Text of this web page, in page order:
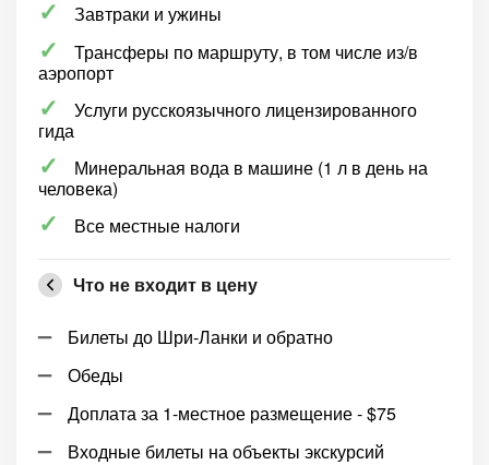
Завтраки и ужины
Трансферы по маршруту, в том числе из/в
аэропорт
Услуги русскоязычного лицензированного
гида
Минеральная вода в машине (1 л в день на
человека)
Все местные налоги
Что не входит в цену
Билеты до Шри-Ланки и обратно
Обеды
Доплата за 1-местное размещение - $75
Входные билеты на объекты экскурсий